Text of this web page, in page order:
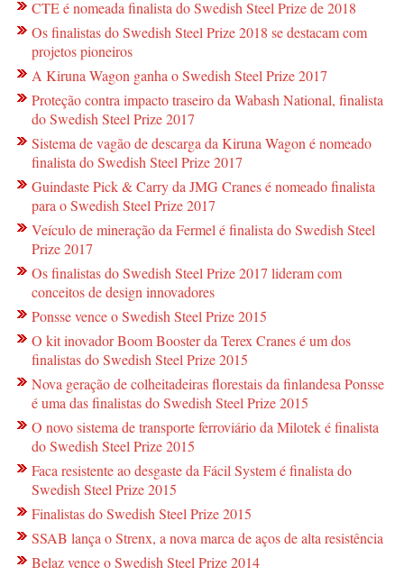
CTE é nomeada finalista do Swedish Steel Prize de 2018
Os finalistas do Swedish Steel Prize 2018 se destacam com
projetos pioneiros
A Kiruna Wagon ganha o Swedish Steel Prize 2017
Proteção contra impacto traseiro da Wabash National, finalista
do Swedish Steel Prize 2017
Sistema de vagão de descarga da Kiruna Wagon é nomeado
finalista do Swedish Steel Prize 2017
Guindaste Pick & Carry da JMG Cranes é nomeado finalista
para o Swedish Steel Prize 2017
Veículo de mineração da Fermel é finalista do Swedish Steel
Prize 2017
Os finalistas do Swedish Steel Prize 2017 lideram com
conceitos de design innovadores
Ponsse vence o Swedish Steel Prize 2015
O kit inovador Boom Booster da Terex Cranes é um dos
finalistas do Swedish Steel Prize 2015
Nova geração de colheitadeiras florestais da finlandesa Ponsse
é uma das finalistas do Swedish Steel Prize 2015
O novo sistema de transporte ferroviário da Milotek é finalista
do Swedish Steel Prize 2015
Faca resistente ao desgaste da Fácil System é finalista do
Swedish Steel Prize 2015
Finalistas do Swedish Steel Prize 2015
SSAB lança o Strenx, a nova marca de aços de alta resistência
Belaz vence o Swedish Steel Prize 2014